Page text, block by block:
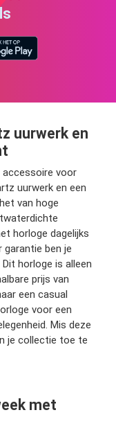
uurwerk en
accessoire voor
uurwerk en een
van hoge
horloge dagelijks
garantie ben je
horloge is alleen
prijs van
een casual
voor een
Mis deze
je collectie toe te
met